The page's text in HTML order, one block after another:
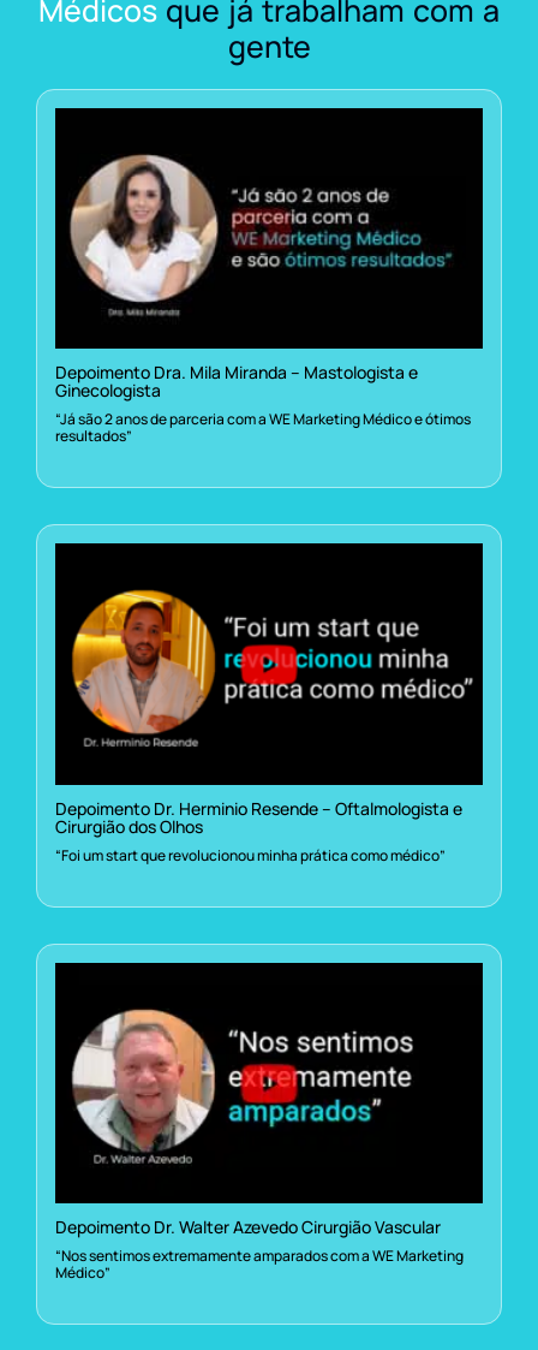
Médicos que já trabalham com a
gente
Depoimento Dra. Mila Miranda – Mastologista e
Ginecologista
“Já são 2 anos de parceria com a WE Marketing Médico e ótimos
resultados”
Depoimento Dr. Herminio Resende – Oftalmologista e
Cirurgião dos Olhos
“Foi um start que revolucionou minha prática como médico”
Depoimento Dr. Walter Azevedo Cirurgião Vascular
“Nos sentimos extremamente amparados com a WE Marketing
Médico”